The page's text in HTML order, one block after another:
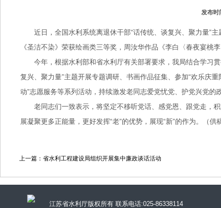
发布时
近日，全国水利系统离退休干部“话传统、谈复兴、聚力量”
《圣洁不染》荣获绘画类三等奖，周汝华作品《李白〈春夜宴
今年，根据水利部和省水利厅有关部署要求，我局结合学习
复兴、聚力量”主题开展专题调研、书画作品征集、参加“欢乐庆
动”志愿服务等系列活动，持续激发老同志爱党忧党、护党兴党
老同志们一致表示，将坚定不移听党话、感党恩、跟党走，
展凝聚更多正能量，更好发挥“老”的优势，展现“新”的作为。（
上一篇：省水利工程建设局组织开展集中廉政谈话活动
江苏省水利厅版权所有 联系电话:025-86338114